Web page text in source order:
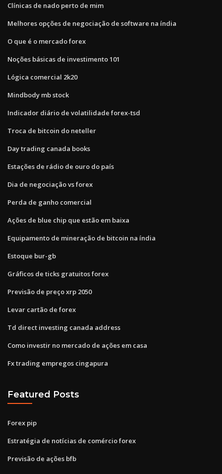
Clínicas de nado perto de mim
Melhores opções de negociação de software na índia
O que é o mercado forex
Noções básicas de investimento 101
Lógica comercial 2k20
Mindbody mb stock
Indicador diário de volatilidade forex-tsd
Troca de bitcoin do neteller
Day trading canada books
Estações de rádio de ouro do país
Dia de negociação vs forex
Perda de ganho comercial
Ações de blue chip que estão em baixa
Equipamento de mineração de bitcoin na índia
Estoque bur-gb
Gráficos de ticks gratuitos forex
Previsão de preço xrp 2050
Levar cartão de forex
Td direct investing canada address
Como investir no mercado de ações em casa
Fx trading empregos cingapura
Featured Posts
Forex pip
Estratégia de notícias de comércio forex
Previsão de ações bfb